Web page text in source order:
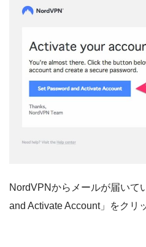
NordVPNからメールが届いて
and Activate Account」をクリ